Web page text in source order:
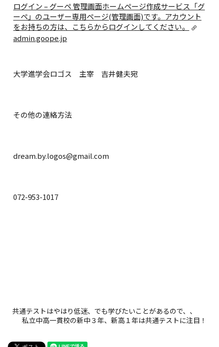
ログイン – グーペ 管理画面ホームページ作成サービス「グ
ーペ」のユーザー専用ページ(管理画面)です。アカウント
をお持ちの方は、こちらからログインしてください。
admin.goope.jp
大学進学会ロゴス 主宰 吉井健夫宛
その他の連絡方法
dream.by.logos@gmail.com
072-953-1017
共通テストはやはり低迷、でも学びたいことがあるので、、
私立中高一貫校の新中３年、新高１年は共通テストに注目！